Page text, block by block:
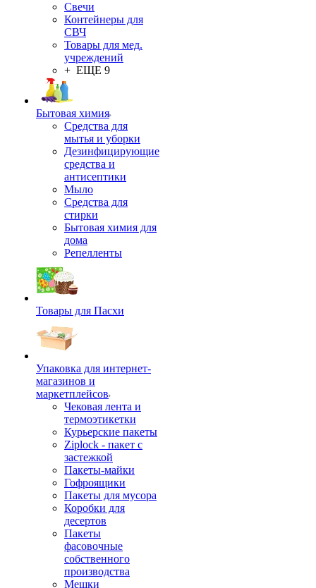
Свечи
Контейнеры для
СВЧ
Товары для мед.
учреждений
+ ЕЩЕ 9
Бытовая химия
Средства для
мытья и уборки
Дезинфицирующие
средства и
антисептики
Мыло
Средства для
стирки
Бытовая химия для
дома
Репелленты
Товары для Пасхи
Упаковка для интернет-
магазинов и
маркетплейсов
Чековая лента и
термоэтикетки
Курьерские пакеты
Ziplock - пакет с
застежкой
Пакеты-майки
Гофроящики
Пакеты для мусора
Коробки для
десертов
Пакеты
фасовочные
собственного
производства
Мешки